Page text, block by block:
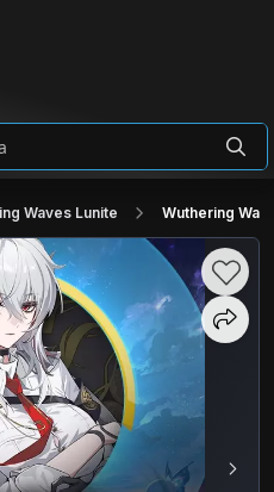
Waves Lunite Wuthering